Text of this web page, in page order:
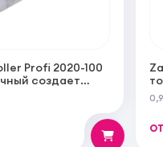
Profi 2020-100
создает